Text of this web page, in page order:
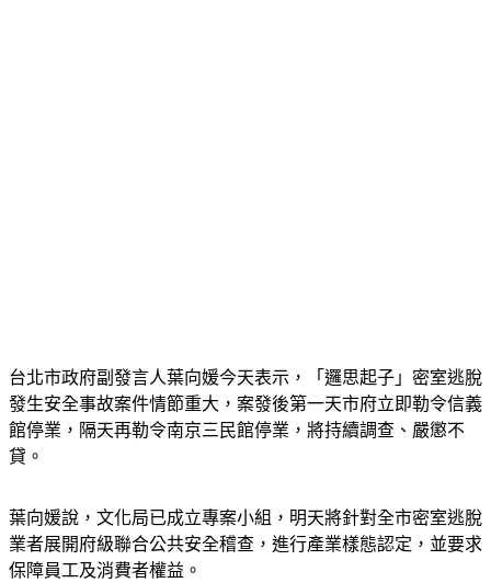
發生安全事故案件情節重大，案發後第一天市府立即勒令信義
館停業，隔天再勒令南京三民館停業，將持續調查、嚴懲不
貸。
業者展開府級聯合公共安全稽查，進行產業樣態認定，並要求
保障員工及消費者權益。